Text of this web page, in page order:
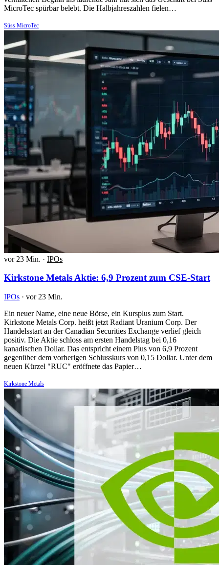
MicroTec spürbar belebt. Die Halbjahreszahlen fielen…
Süss MicroTec
vor 23 Min. · IPOs
Kirkstone Metals Aktie: 6,9 Prozent zum CSE-Start
IPOs · vor 23 Min.
Ein neuer Name, eine neue Börse, ein Kursplus zum Start.
Kirkstone Metals Corp. heißt jetzt Radiant Uranium Corp. Der
Handelsstart an der Canadian Securities Exchange verlief gleich
positiv. Die Aktie schloss am ersten Handelstag bei 0,16
kanadischen Dollar. Das entspricht einem Plus von 6,9 Prozent
gegenüber dem vorherigen Schlusskurs von 0,15 Dollar. Unter dem
neuen Kürzel "RUC" eröffnete das Papier…
Kirkstone Metals